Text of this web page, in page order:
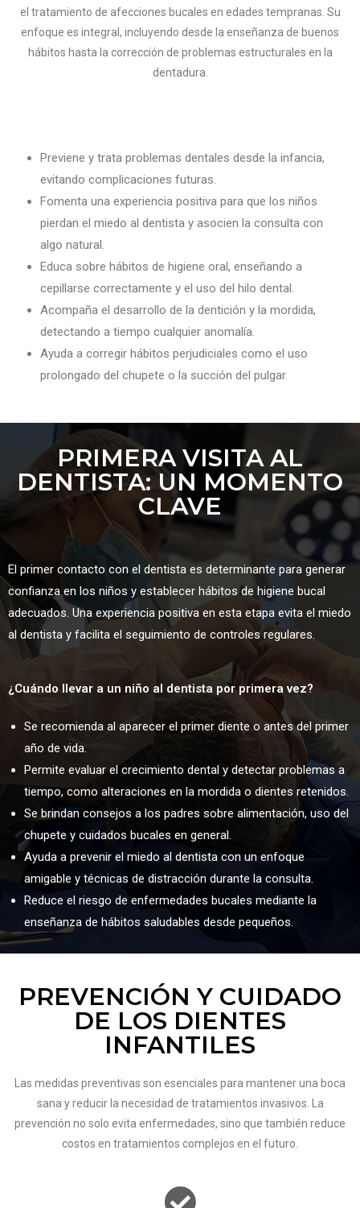
el tratamiento de afecciones bucales en edades tempranas. Su
enfoque es integral, incluyendo desde la enseñanza de buenos
hábitos hasta la corrección de problemas estructurales en la
dentadura.
Previene y trata problemas dentales desde la infancia,
evitando complicaciones futuras.
Fomenta una experiencia positiva para que los niños
pierdan el miedo al dentista y asocien la consulta con
algo natural.
Educa sobre hábitos de higiene oral, enseñando a
cepillarse correctamente y el uso del hilo dental.
Acompaña el desarrollo de la dentición y la mordida,
detectando a tiempo cualquier anomalía.
Ayuda a corregir hábitos perjudiciales como el uso
prolongado del chupete o la succión del pulgar.
PRIMERA VISITA AL
DENTISTA: UN MOMENTO
CLAVE
El primer contacto con el dentista es determinante para generar
confianza en los niños y establecer hábitos de higiene bucal
adecuados. Una experiencia positiva en esta etapa evita el miedo
al dentista y facilita el seguimiento de controles regulares.
¿Cuándo llevar a un niño al dentista por primera vez?
Se recomienda al aparecer el primer diente o antes del primer
año de vida.
Permite evaluar el crecimiento dental y detectar problemas a
tiempo, como alteraciones en la mordida o dientes retenidos.
Se brindan consejos a los padres sobre alimentación, uso del
chupete y cuidados bucales en general.
Ayuda a prevenir el miedo al dentista con un enfoque
amigable y técnicas de distracción durante la consulta.
Reduce el riesgo de enfermedades bucales mediante la
enseñanza de hábitos saludables desde pequeños.
PREVENCIÓN Y CUIDADO
DE LOS DIENTES
INFANTILES
Las medidas preventivas son esenciales para mantener una boca
sana y reducir la necesidad de tratamientos invasivos. La
prevención no solo evita enfermedades, sino que también reduce
costos en tratamientos complejos en el futuro.